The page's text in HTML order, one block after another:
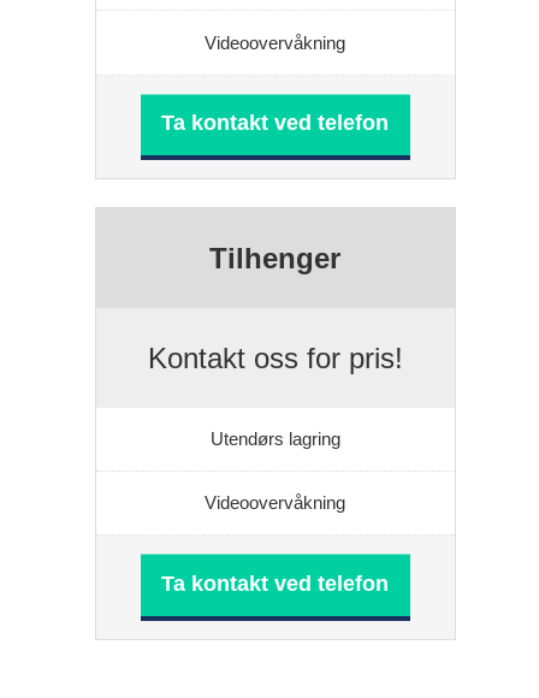
Videoovervåkning
Ta kontakt ved telefon
Tilhenger
Kontakt oss for pris!
Utendørs lagring
Videoovervåkning
Ta kontakt ved telefon